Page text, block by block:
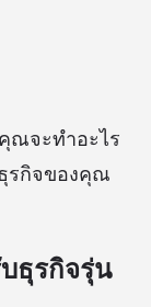
ณจะทำอะไร
รกิจของคุณ
ธุรกิจรุ่น